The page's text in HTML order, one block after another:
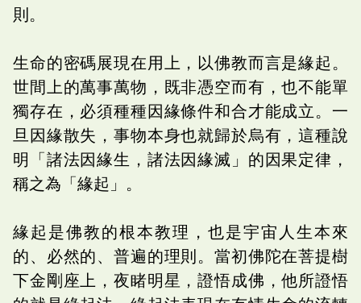
則。
生命的密碼展現在用上，以佛教而言是緣起。
世間上的萬事萬物，既非憑空而有，也不能單
獨存在，必須種種因緣條件和合才能成立。一
旦因緣散失，事物本身也就歸於烏有，這種說
明「諸法因緣生，諸法因緣滅」的因果定律，
稱之為「緣起」。
緣起是佛教的根本教理，也是宇宙人生本來
的、必然的、普遍的理則。當初佛陀在菩提樹
下金剛座上，夜睹明星，證悟成佛，他所證悟